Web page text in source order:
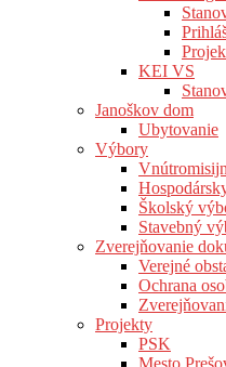
KEI VS
Janoškov dom
Ubytovanie
Výbory
Školský
Stavebný
Zverejňovanie
Verejné
Ochrana
Projekty
PSK